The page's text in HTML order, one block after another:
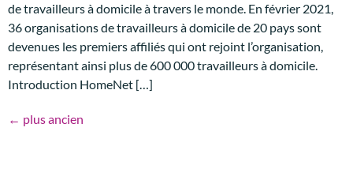
de travailleurs à domicile à travers le monde. En février 2021,
36 organisations de travailleurs à domicile de 20 pays sont
devenues les premiers affiliés qui ont rejoint l’organisation,
représentant ainsi plus de 600 000 travailleurs à domicile.
Introduction HomeNet […]
← plus ancien